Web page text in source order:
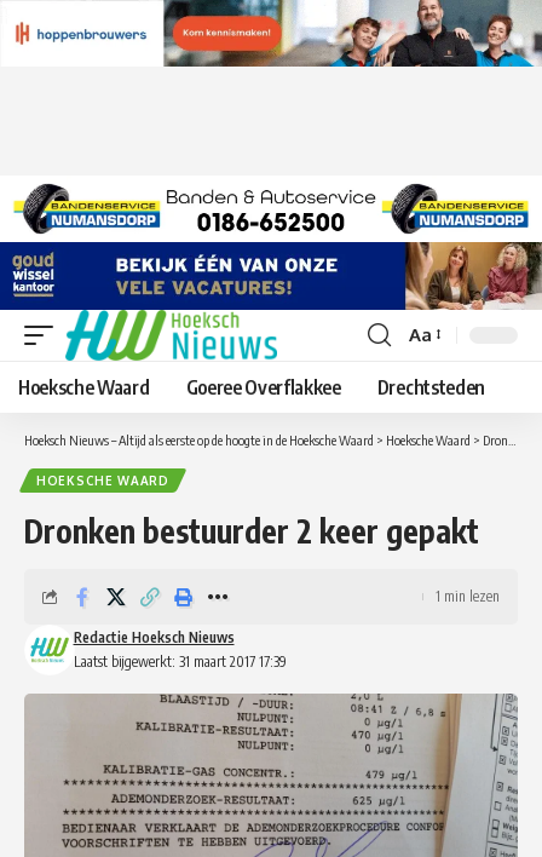
Lettergrootte
aanpassen
Aa
Hoeksche Waard Goeree Overflakkee Drechtsteden
Hoeksch Nieuws – Altijd als eerste op de hoogte in de Hoeksche Waard > Hoeksche Waard > Dronken bestuurder 2 keer gepakt
HOEKSCHE WAARD
Dronken bestuurder 2 keer gepakt
Laatst bijgewerkt: 31 maart 2017 17:39
Redactie Hoeksch Nieuws
1 min lezen